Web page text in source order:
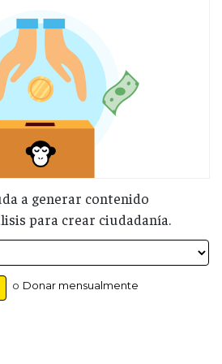
a generar contenido
para crear ciudadanía.
o Donar mensualmente